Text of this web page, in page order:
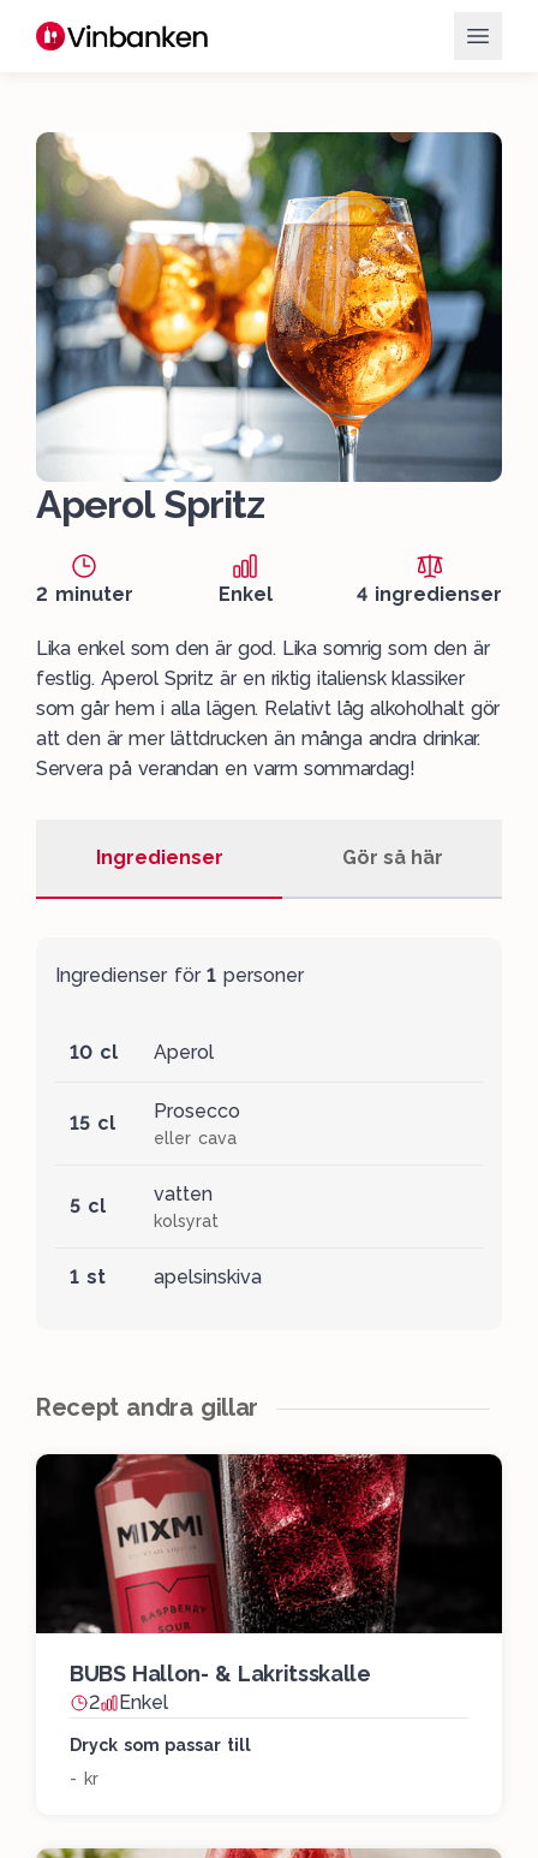
Aperol Spritz
2 minuter Enkel 4 ingredienser
Lika enkel som den är god. Lika somrig som den är
festlig. Aperol Spritz är en riktig italiensk klassiker
som går hem i alla lägen. Relativt låg alkoholhalt gör
att den är mer lättdrucken än många andra drinkar.
Servera på verandan en varm sommardag!
Ingredienser Gör så här
Ingredienser för1 personer
10 cl Aperol
15 cl
Prosecco
eller cava
5 cl
vatten
kolsyrat
1 st apelsinskiva
Recept andra gillar
BUBS Hallon- & Lakritsskalle
2 Enkel
Dryck som passar till
- kr